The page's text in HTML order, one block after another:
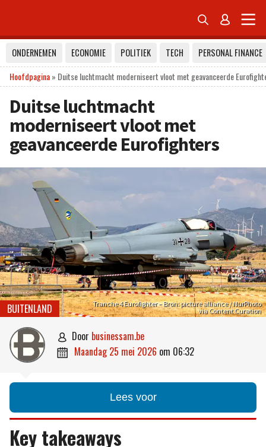
 
ONDERNEMEN ECONOMIE POLITIEK TECH
PERSONAL FINANCE
Hoofdpagina» Duitse luchtmacht moderniseert vloot met geavanceerde
Duitse luchtmacht
moderniseert vloot met
geavanceerde Eurofighters
Tranche 4 Eurofighter – Bron: picture alliance / NurPhoto
via Content Curation
BUITENLAND
 door businessam.be
 maandag 25 mei 2026 om 06:32
Lees voor
Key takeaways